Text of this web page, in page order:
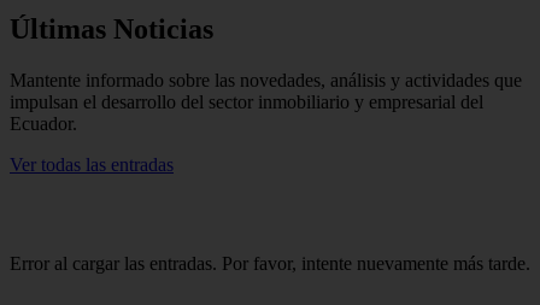
Últimas Noticias
Mantente informado sobre las novedades, análisis y actividades que
impulsan el desarrollo del sector inmobiliario y empresarial del
Ecuador.
Ver todas las entradas
Error al cargar las entradas. Por favor, intente nuevamente más tarde.